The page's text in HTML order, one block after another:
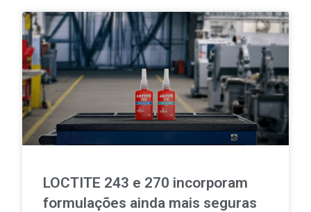
LOCTITE 243 e 270 incorporam
formulações ainda mais seguras